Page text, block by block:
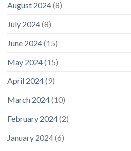
August 2024(8)
July 2024(8)
June 2024(15)
May 2024(15)
April 2024(9)
March 2024(10)
February 2024(2)
January 2024(6)